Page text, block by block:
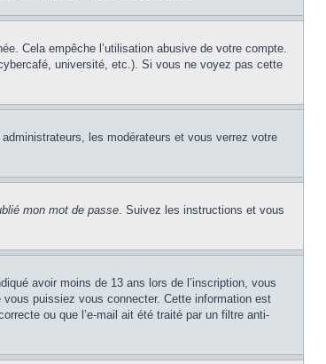
Cela empêche l’utilisation abusive de votre compte.
université, etc.). Si vous ne voyez pas cette
les modérateurs et vous verrez votre
mon mot de passe. Suivez les instructions et vous
avoir moins de 13 ans lors de l’inscription, vous
puissiez vous connecter. Cette information est
ou que l’e-mail ait été traité par un filtre anti-